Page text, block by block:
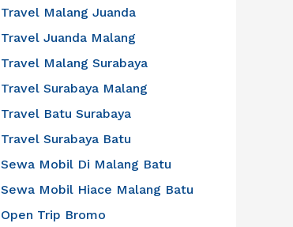
Travel Malang Juanda
Travel Juanda Malang
Travel Malang Surabaya
Travel Surabaya Malang
Travel Batu Surabaya
Travel Surabaya Batu
Sewa Mobil Di Malang Batu
Sewa Mobil Hiace Malang Batu
Open Trip Bromo